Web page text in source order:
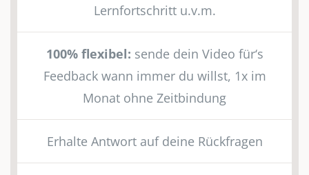
Lernfortschritt u.v.m.
100% flexibel: sende dein Video für‘s
Feedback wann immer du willst, 1x im
Monat ohne Zeitbindung
Erhalte Antwort auf deine Rückfragen